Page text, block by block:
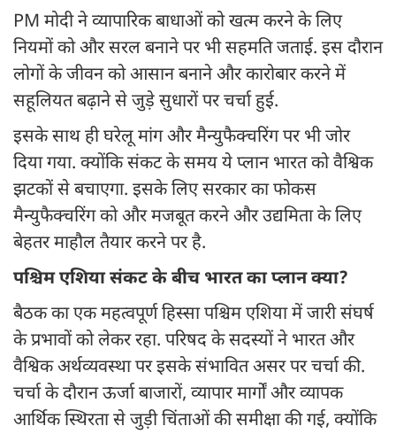
PM मोदी ने व्यापारिक बाधाओं को खत्म करने के लिए
नियमों को और सरल बनाने पर भी सहमति जताई. इस दौरान
लोगों के जीवन को आसान बनाने और कारोबार करने में
सहूलियत बढ़ाने से जुड़े सुधारों पर चर्चा हुई.
इसके साथ ही घरेलू मांग और मैन्युफैक्चरिंग पर भी जोर
दिया गया. क्योंकि संकट के समय ये प्लान भारत को वैश्विक
झटकों से बचाएगा. इसके लिए सरकार का फोकस
मैन्युफैक्चरिंग को और मजबूत करने और उद्यमिता के लिए
बेहतर माहौल तैयार करने पर है.
पश्चिम एशिया संकट के बीच भारत का प्लान क्या?
बैठक का एक महत्वपूर्ण हिस्सा पश्चिम एशिया में जारी संघर्ष
के प्रभावों को लेकर रहा. परिषद के सदस्यों ने भारत और
वैश्विक अर्थव्यवस्था पर इसके संभावित असर पर चर्चा की.
चर्चा के दौरान ऊर्जा बाजारों, व्यापार मार्गों और व्यापक
आर्थिक स्थिरता से जुड़ी चिंताओं की समीक्षा की गई, क्योंकि